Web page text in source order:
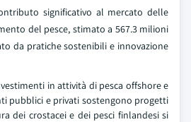
significativo al mercato delle
del pesce, stimato a 567.3 milioni
da pratiche sostenibili e innovazione
in attività di pesca offshore e
pubblici e privati sostengono progetti
dei crostacei e dei pesci finlandesi si